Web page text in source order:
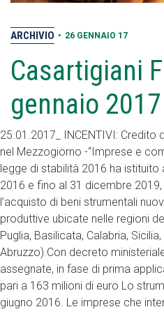
ARCHIVIO • 26 GENNAIO 17
Casartigiani
gennaio 2017
25.01.2017_ INCENTIVI:
nel Mezzogiorno -“Imprese e
legge di stabilità 2016 ha istituito
2016 e fino al 31 dicembre
l’acquisto di beni strumentali
produttive ubicate nelle regioni
Puglia, Basilicata, Calabria,
Abruzzo).Con decreto
assegnate, in fase di prima
pari a 163 milioni di euro Lo
giugno 2016. Le imprese che